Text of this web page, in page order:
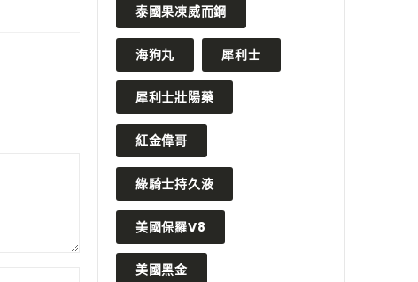
泰國果凍威而鋼
海狗丸 犀利士
犀利士壯陽藥
紅金偉哥
綠騎士持久液
美國保羅V8
美國黑金